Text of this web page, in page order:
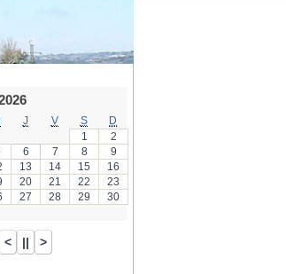
J V S
D
1
2
6 7 8
9
13 14 15
16
20 21 22
23
27 28 29
30